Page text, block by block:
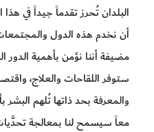
البلدان تُحرز تقدماً جيداً في هذا
أن نخدم هذه الدول
مضيفة أننا نؤمن بأهمية الدور
ستوفر اللقاحات والعلاج،
والمعرفة بحد ذاتها تُلهم
معاً سيسمح لنا بمعالجة